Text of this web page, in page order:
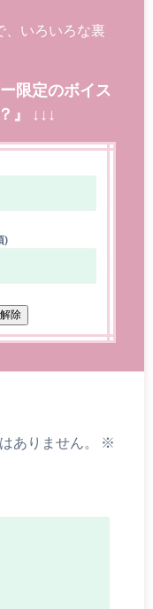
、いろいろな裏
限定のボイス
』 ↓↓↓
)
ありません。
※